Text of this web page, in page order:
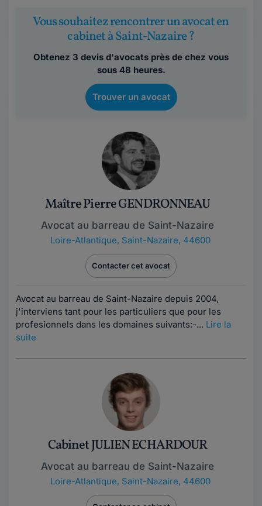
Vous souhaitez rencontrer un avocat en
cabinet à Saint-Nazaire ?
Obtenez 3 devis d'avocats près de chez vous
sous 48 heures.
Trouver un avocat
Maître Pierre GENDRONNEAU
Avocat au barreau de Saint-Nazaire
Loire-Atlantique, Saint-Nazaire, 44600
Contacter cet avocat
Avocat au barreau de Saint-Nazaire depuis 2004,
j'interviens tant pour les particuliers que pour les
profesionnels dans les domaines suivants:-... Lire la
suite
Cabinet JULIEN ECHARDOUR
Avocat au barreau de Saint-Nazaire
Loire-Atlantique, Saint-Nazaire, 44600